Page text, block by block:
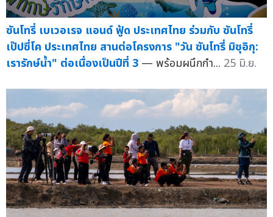
ซันโทรี่ เบเวอเรจ แอนด์ ฟู้ด ประเทศไทย ร่วมกับ ซันโทรี่
เป๊ปซี่โค ประเทศไทย สานต่อโครงการ "วัน ซันโทรี่ มิซุอิกุ:
เรารักษ์น้ำ" ต่อเนื่องเป็นปีที่ 3 — พร้อมผนึกกำ... 25 มิ.ย.